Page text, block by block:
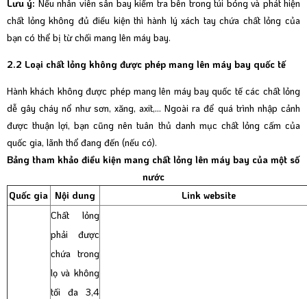
Lưu ý: Nếu nhân viên sân bay kiểm tra bên trong túi bóng và phát hiện
chất lỏng không đủ điều kiện thì hành lý xách tay chứa chất lỏng của
bạn có thể bị từ chối mang lên máy bay.
2.2 Loại chất lỏng không được phép mang lên máy bay quốc tế
Hành khách không được phép mang lên máy bay quốc tế các chất lỏng
dễ gây cháy nổ như sơn, xăng, axit,... Ngoài ra để quá trình nhập cảnh
được thuận lợi, bạn cũng nên tuân thủ danh mục chất lỏng cấm của
quốc gia, lãnh thổ đang đến (nếu có).
Bảng tham khảo điều kiện mang chất lỏng lên máy bay của một số
nước
Quốc gia Nội dung Link website
Chất lỏng
phải được
chứa trong
lọ và không
tối đa 3,4